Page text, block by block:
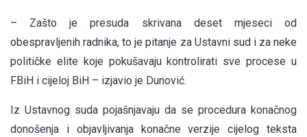
– Zašto je presuda skrivana deset mjeseci od
obespravljenih radnika, to je pitanje za Ustavni sud i za neke
političke elite koje pokušavaju kontrolirati sve procese u
FBiH i cijeloj BiH – izjavio je Dunović.
Iz Ustavnog suda pojašnjavaju da se procedura konačnog
donošenja i objavljivanja konačne verzije cijelog teksta